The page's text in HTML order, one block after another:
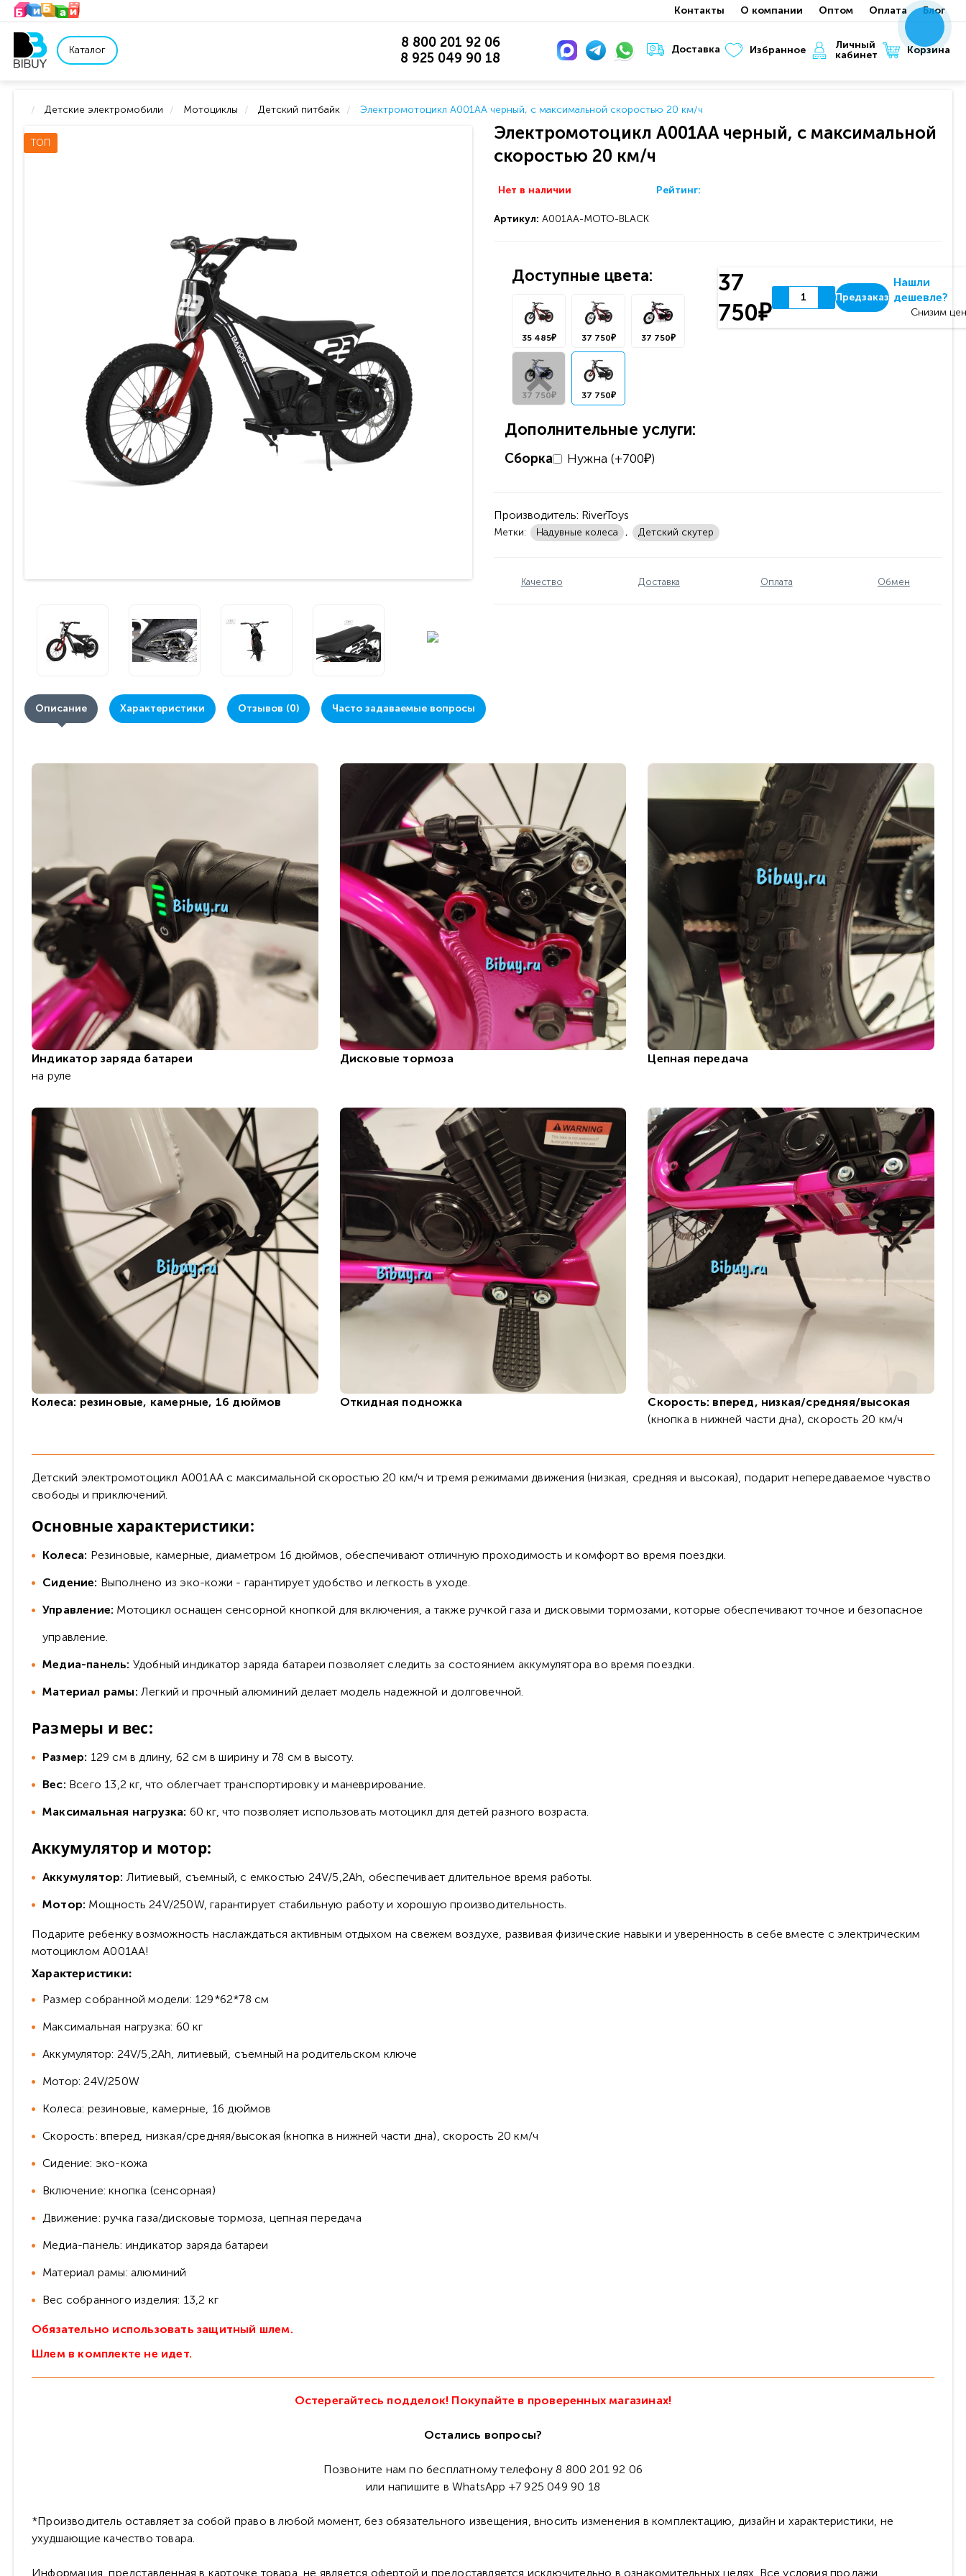
Контакты О компании Оптом Оплата Блог
Каталог
8 800 201 92 06
8 925 049 90 18
Доставка Избранное
Личный
кабинет
Корзина
Детские электромобили Мотоциклы Детский питбайк Электромотоцикл A001AA черный, с максимальной скоростью 20 км/ч
ТОП
Электромотоцикл A001AA черный, с максимальной
скоростью 20 км/ч
Нет в наличии Рейтинг:
Артикул: A001AA-MOTO-BLACK
Доступные цвета:
35 485₽ 37 750₽ 37 750₽
37 750₽ 37 750₽
Дополнительные услуги:
Сборка Нужна (+700₽)
37
750₽
Предзаказ
Нашли
дешевле?
Снизим
Производитель: RiverToys
Метки: Надувные колеса , Детский скутер
Качество Доставка Оплата Обмен
Описание Характеристики Отзывов (0) Часто задаваемые вопросы
Индикатор заряда батареи
на руле
Дисковые тормоза Цепная передача
Колеса: резиновые, камерные, 16 дюймов Откидная подножка
Скорость: вперед, низкая/средняя/высокая
(кнопка в нижней части дна), скорость 20 км/ч
Детский электромотоцикл A001AA с максимальной скоростью 20 км/ч и тремя режимами движения (низкая, средняя и высокая), подарит непередаваемое чувство
свободы и приключений.
Основные характеристики:
Колеса: Резиновые, камерные, диаметром 16 дюймов, обеспечивают отличную проходимость и комфорт во время поездки.
Сидение: Выполнено из эко-кожи - гарантирует удобство и легкость в уходе.
Управление: Мотоцикл оснащен сенсорной кнопкой для включения, а также ручкой газа и дисковыми тормозами, которые обеспечивают точное и безопасное
управление.
Медиа-панель: Удобный индикатор заряда батареи позволяет следить за состоянием аккумулятора во время поездки.
Материал рамы: Легкий и прочный алюминий делает модель надежной и долговечной.
Размеры и вес:
Размер: 129 см в длину, 62 см в ширину и 78 см в высоту.
Вес: Всего 13,2 кг, что облегчает транспортировку и маневрирование.
Максимальная нагрузка: 60 кг, что позволяет использовать мотоцикл для детей разного возраста.
Аккумулятор и мотор:
Аккумулятор: Литиевый, съемный, с емкостью 24V/5,2Ah, обеспечивает длительное время работы.
Мотор: Мощность 24V/250W, гарантирует стабильную работу и хорошую производительность.
Подарите ребенку возможность наслаждаться активным отдыхом на свежем воздухе, развивая физические навыки и уверенность в себе вместе с электрическим
мотоциклом А001АА!
Характеристики:
Размер собранной модели: 129*62*78 см
Максимальная нагрузка: 60 кг
Аккумулятор: 24V/5,2Ah, литиевый, съемный на родительском ключе
Мотор: 24V/250W
Колеса: резиновые, камерные, 16 дюймов
Скорость: вперед, низкая/средняя/высокая (кнопка в нижней части дна), скорость 20 км/ч
Сидение: эко-кожа
Включение: кнопка (сенсорная)
Движение: ручка газа/дисковые тормоза, цепная передача
Медиа-панель: индикатор заряда батареи
Материал рамы: алюминий
Вес собранного изделия: 13,2 кг
Обязательно использовать защитный шлем.
Шлем в комплекте не идет.
Остерегайтесь подделок! Покупайте в проверенных магазинах!
Остались вопросы?
Позвоните нам по бесплатному телефону 8 800 201 92 06
или напишите в WhatsApp +7 925 049 90 18
*Производитель оставляет за собой право в любой момент, без обязательного извещения, вносить изменения в комплектацию, дизайн и характеристики, не
ухудшающие качество товара.
Информация, представленная в карточке товара, не является офертой и предоставляется исключительно в ознакомительных целях. Все условия продажи
xxx